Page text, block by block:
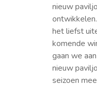
nieuw
het liefst
komende
gaan we
nieuw
seizoen